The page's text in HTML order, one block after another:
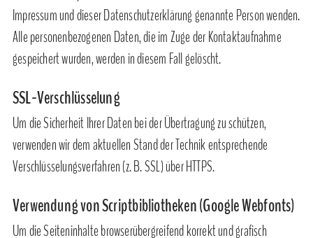
Impressum und dieser Datenschutzerklärung genannte Person wenden.
Alle personenbezogenen Daten, die im Zuge der Kontaktaufnahme
gespeichert wurden, werden in diesem Fall gelöscht.
SSL-Verschlüsselung
Um die Sicherheit Ihrer Daten bei der Übertragung zu schützen,
verwenden wir dem aktuellen Stand der Technik entsprechende
Verschlüsselungsverfahren (z. B. SSL) über HTTPS.
Verwendung von Scriptbibliotheken (Google Webfonts)
Um die Seiteninhalte browserübergreifend korrekt und grafisch